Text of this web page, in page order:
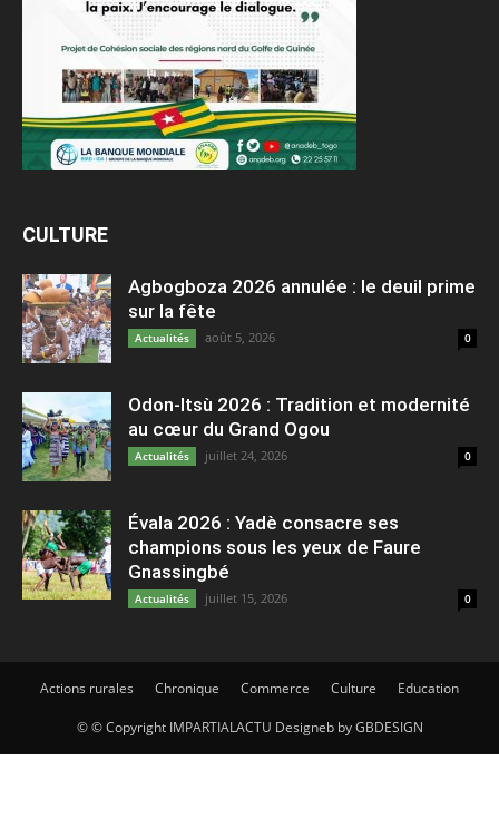
CULTURE
Agbogboza 2026 annulée : le deuil prime
sur la fête
Actualités août 5, 2026 0
Odon-Itsù 2026 : Tradition et modernité
au cœur du Grand Ogou
Actualités juillet 24, 2026 0
Évala 2026 : Yadè consacre ses
champions sous les yeux de Faure
Gnassingbé
Actualités juillet 15, 2026 0
Actions rurales Chronique Commerce Culture Education
© © Copyright IMPARTIALACTU Designeb by GBDESIGN